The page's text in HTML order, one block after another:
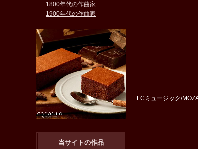
FCミュージック/
1800年代の作曲家
1900年代の作曲家
当サイトの作品